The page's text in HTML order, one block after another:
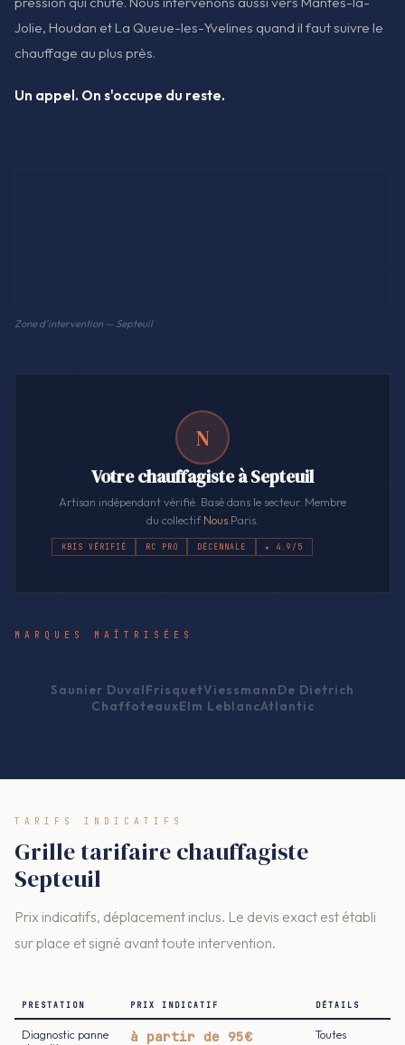
Jolie, Houdan et La Queue-les-Yvelines quand il faut suivre le
chauffage au plus près.
Un appel. On s'occupe du reste.
Zone d'intervention — Septeuil
N
Votre chauffagiste à Septeuil
Artisan indépendant vérifié. Basé dans le secteur. Membre
du collectifNous.Paris.
KBIS VÉRIFIÉ RC PRO DÉCENNALE ★ 4.9/5
MARQUES MAÎTRISÉES
Saunier DuvalFrisquetViessmannDe Dietrich
ChaffoteauxElm LeblancAtlantic
TARIFS INDICATIFS
Grille tarifaire chauffagiste
Septeuil
Prix indicatifs, déplacement inclus. Le devis exact est établi
sur place et signé avant toute intervention.
PRESTATION PRIX INDICATIF DÉTAILS
Diagnostic panne
à partir de 95€
Toutes